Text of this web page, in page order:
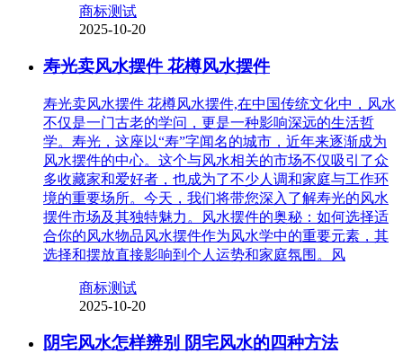
商标测试
2025-10-20
寿光卖风水摆件 花樽风水摆件
寿光卖风水摆件 花樽风水摆件,在中国传统文化中，风水
不仅是一门古老的学问，更是一种影响深远的生活哲
学。寿光，这座以“寿”字闻名的城市，近年来逐渐成为
风水摆件的中心。这个与风水相关的市场不仅吸引了众
多收藏家和爱好者，也成为了不少人调和家庭与工作环
境的重要场所。今天，我们将带您深入了解寿光的风水
摆件市场及其独特魅力。风水摆件的奥秘：如何选择适
合你的风水物品风水摆件作为风水学中的重要元素，其
选择和摆放直接影响到个人运势和家庭氛围。风
商标测试
2025-10-20
阴宅风水怎样辨别 阴宅风水的四种方法